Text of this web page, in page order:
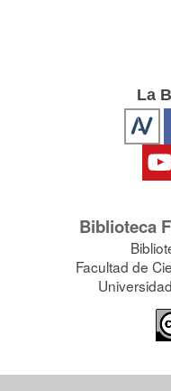
La
Biblioteca
Facultad de